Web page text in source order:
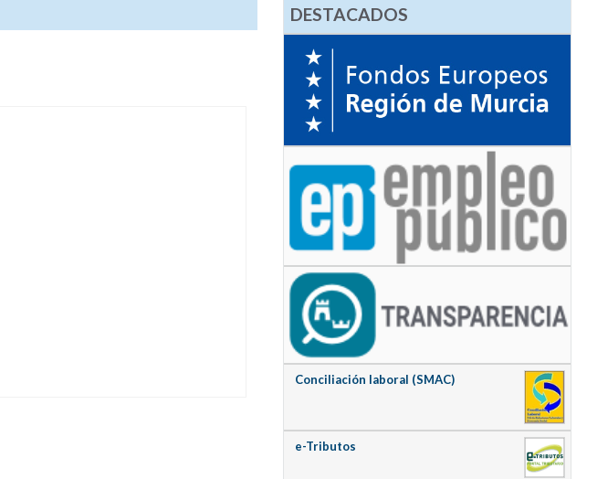
DESTACADOS
Conciliación laboral (SMAC)
e-Tributos